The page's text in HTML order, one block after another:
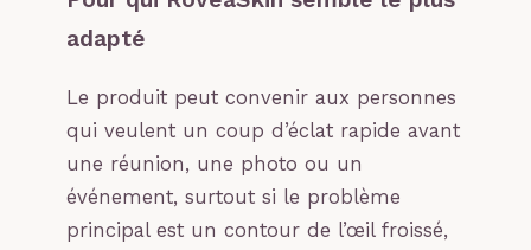
adapté
Le produit peut convenir aux personnes
qui veulent un coup d’éclat rapide avant
une réunion, une photo ou un
événement, surtout si le problème
principal est un contour de l’œil froissé,